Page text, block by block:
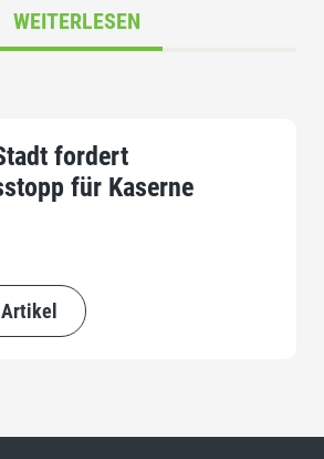
WEITERLESEN
fordert
für Kaserne